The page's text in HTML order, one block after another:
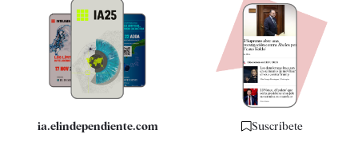
Quiénes somos
Especificaciones
ia.elindependiente.com Suscríbete